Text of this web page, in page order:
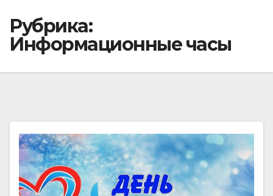
Рубрика:
Информационные часы